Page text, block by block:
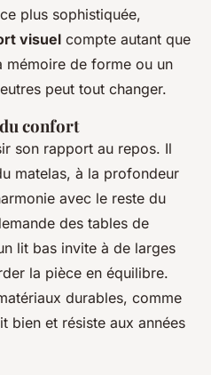
plus sophistiquée,
visuel compte autant que
mémoire de forme ou un
peut tout changer.
confort
son rapport au repos. Il
matelas, à la profondeur
avec le reste du
des tables de
lit bas invite à de larges
la pièce en équilibre.
durables, comme
bien et résiste aux années